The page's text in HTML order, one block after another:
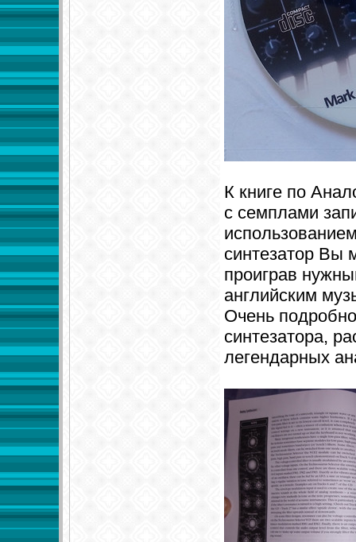
К книге по
с семплами
синтезатор Вы
проиграв
английским
Очень
синтезатора,
легендарных